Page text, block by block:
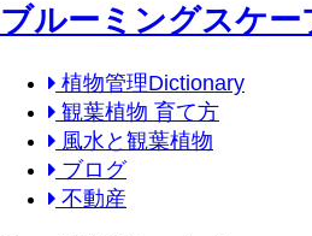
ブルーミングスケー
植物管理Dictionary
観葉植物 育て方
風水と観葉植物
ブログ
不動産